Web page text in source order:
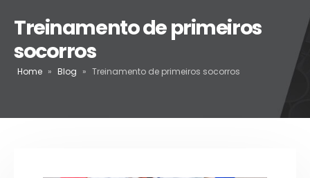
Treinamento de primeiros
socorros
Home » Blog » Treinamento de primeiros socorros